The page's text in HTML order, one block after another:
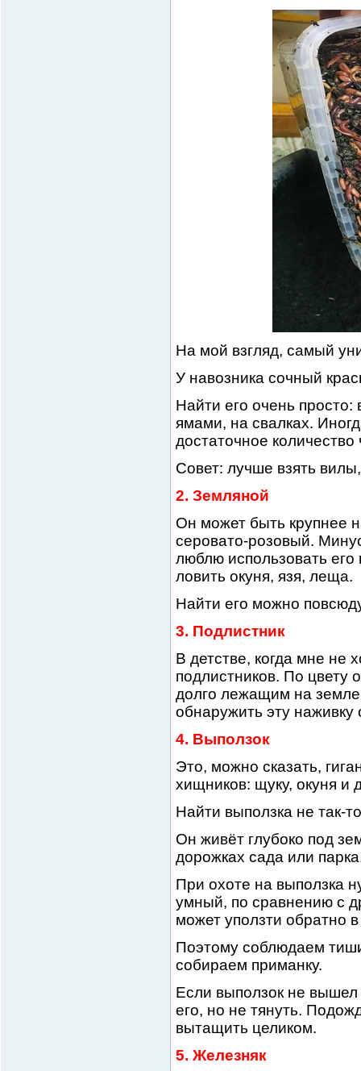
На мой взгляд, самый
У навозника сочный
Найти его очень
ямами, на свалках.
достаточное количество
Совет: лучше взять
2. Земляной
Он может быть крупнее
серовато-розовый.
люблю использовать
ловить окуня, язя, леща.
Найти его можно
3. Подлистник
В детстве, когда мне не
подлистников. По цвету
долго лежащим на
обнаружить эту наживку
4. Выползок
Это, можно сказать,
хищников: щуку, окуня и
Найти выползка не так-
Он живёт глубоко под
дорожках сада или
При охоте на выползка
умный, по сравнению с
может уползти обратно
Поэтому соблюдаем
собираем приманку.
Если выползок не вышел
его, но не тянуть.
вытащить целиком.
5. Железняк